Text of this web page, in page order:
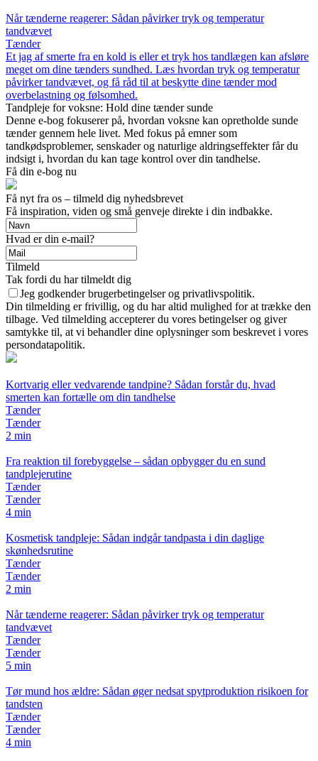
Når tænderne reagerer: Sådan påvirker tryk og temperatur
tandvævet
Tænder
Et jag af smerte fra en kold is eller et tryk hos tandlægen kan afsløre
meget om dine tænders sundhed. Læs hvordan tryk og temperatur
påvirker tandvævet, og få råd til at beskytte dine tænder mod
overbelastning og følsomhed.
Tandpleje for voksne: Hold dine tænder sunde
Denne e-bog fokuserer på, hvordan voksne kan opretholde sunde
tænder gennem hele livet. Med fokus på emner som
tandkødsproblemer, senskader og naturlige aldringseffekter får du
indsigt i, hvordan du kan tage kontrol over din tandhelse.
Få din e-bog nu
Få nyt fra os – tilmeld dig nyhedsbrevet
Få inspiration, viden og små genveje direkte i din indbakke.
Hvad er din e-mail?
Tilmeld
Tak fordi du har tilmeldt dig
Jeg godkender brugerbetingelser og privatlivspolitik.
Din tilmelding er frivillig, og du har altid mulighed for at trække den
tilbage. Ved tilmelding accepterer du vores betingelser og giver
samtykke til, at vi behandler dine oplysninger som beskrevet i vores
persondatapolitik.
Kortvarig eller vedvarende tandpine? Sådan forstår du, hvad
smerten kan fortælle om din tandhelse
Tænder
Tænder
2 min
Fra reaktion til forebyggelse – sådan opbygger du en sund
tandplejerutine
Tænder
Tænder
4 min
Kosmetisk tandpleje: Sådan indgår tandpasta i din daglige
skønhedsrutine
Tænder
Tænder
2 min
Når tænderne reagerer: Sådan påvirker tryk og temperatur
tandvævet
Tænder
Tænder
5 min
Tør mund hos ældre: Sådan øger nedsat spytproduktion risikoen for
tandsten
Tænder
Tænder
4 min